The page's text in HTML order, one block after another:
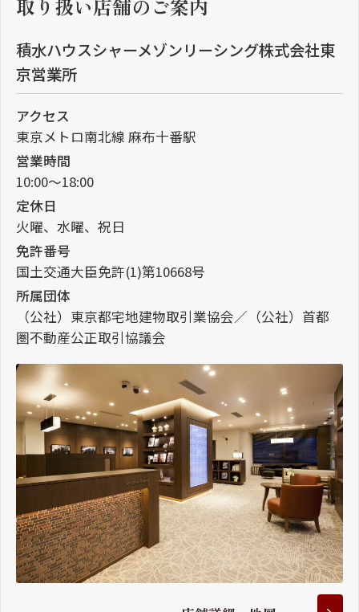
取り扱い店舗のご案内
積水ハウスシャーメゾンリーシング株式会社東
京営業所
アクセス
東京メトロ南北線 麻布十番駅
営業時間
10:00～18:00
定休日
火曜、水曜、祝日
免許番号
国土交通大臣免許(1)第10668号
所属団体
（公社）東京都宅地建物取引業協会／（公社）首都
圏不動産公正取引協議会